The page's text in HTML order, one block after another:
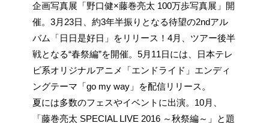
企画写真展「野口健×藤巻亮太 100万歩写真展」開
催。3月23日、約3年半振りとなる待望の2ndアル
バム「日日是好日」をリリース！4月、ツアー後半
戦となる“春祭編”を開催。5月11日には、日本テレ
ビ系オリジナルアニメ「エンドライド」エンディ
ングテーマ「go my way」を配信リリース。
夏には多数のフェスやイベントに出演。10月、
「藤巻亮太 SPECIAL LIVE 2016 ～秋祭編～」と題